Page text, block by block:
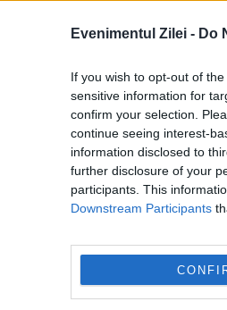
Evenimentul Zilei - Do
If you wish to opt-out of
sensitive information for
confirm your selection.
continue seeing interest-
information disclosed to
further disclosure of your
participants. This
Downstream Participants
pot fi folosite,
a funcționat,
4